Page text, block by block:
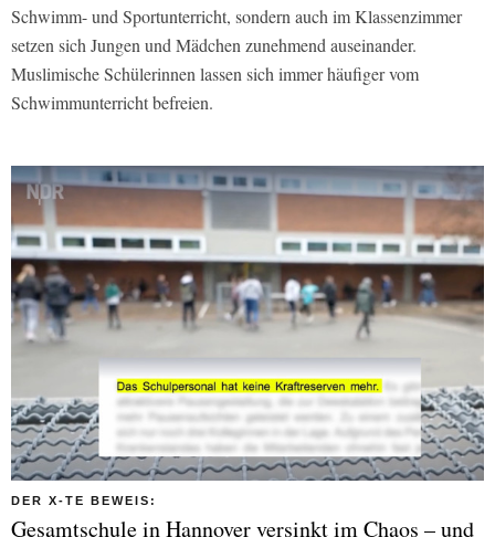
Schwimm- und Sportunterricht, sondern auch im Klassenzimmer
setzen sich Jungen und Mädchen zunehmend auseinander.
Muslimische Schülerinnen lassen sich immer häufiger vom
Schwimmunterricht befreien.
DER X-TE BEWEIS:
Gesamtschule in Hannover versinkt im Chaos – und